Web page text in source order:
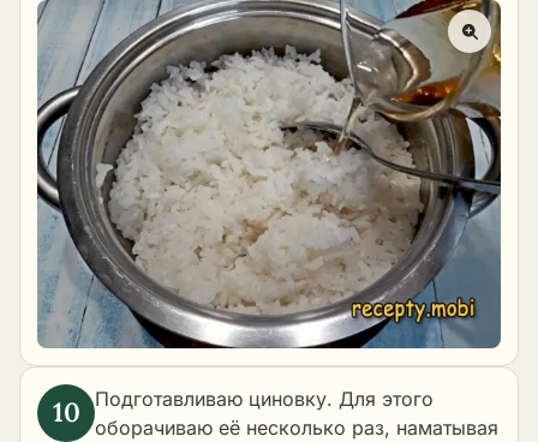
Подготавливаю циновку. Для этого
оборачиваю её несколько раз, наматывая